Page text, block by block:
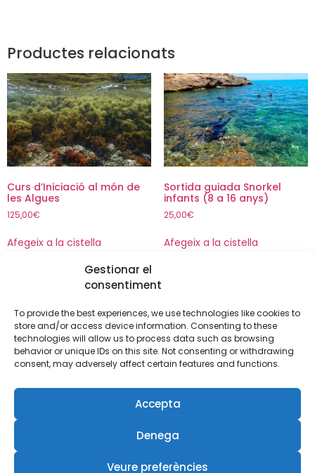
Gestionar el
consentiment
To provide the best experiences, we use technologies like cookies to
store and/or access device information. Consenting to these
technologies will allow us to process data such as browsing
behavior or unique IDs on this site. Not consenting or withdrawing
consent, may adversely affect certain features and functions.
Accepta
Denega
Veure preferències
Productes relacionats
Curs d’Iniciació al món de
les Algues
125,00€
Afegeix a la cistella
Sortida guiada Snorkel
infants (8 a 16 anys)
25,00€
Afegeix a la cistella
Curs de biologia marina de
la Mediterrània – Modalitat
busseig
Ecology